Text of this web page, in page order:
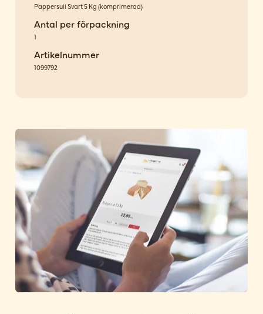
Pappersull Svart 5 Kg (komprimerad)
Antal per förpackning
1
Artikelnummer
1099792